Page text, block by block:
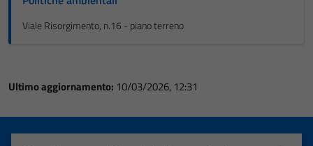
Viale Risorgimento, n.16 - piano terreno
Ultimo aggiornamento: 10/03/2026, 12:31